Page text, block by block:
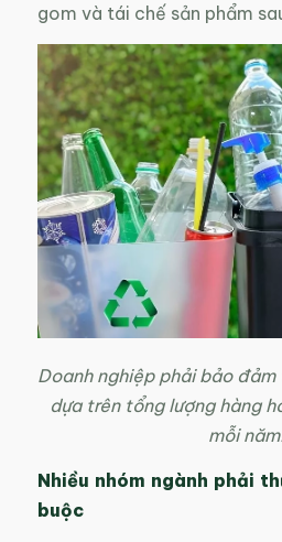
gom và tái chế sản phẩm
Doanh nghiệp phải bảo
dựa trên tổng lượng hàng
mỗi
Nhiều nhóm ngành phải
buộc